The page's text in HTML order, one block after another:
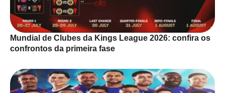
Mundial de Clubes da Kings League 2026: confira os
confrontos da primeira fase